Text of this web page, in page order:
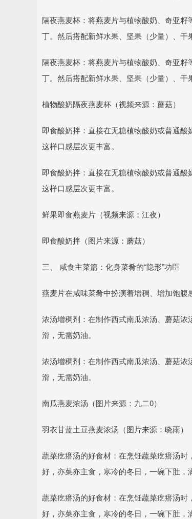
隔夜燕麦杯：将燕麦片与植物酸奶、奇亚
丁。然后搭配新鲜水果、坚果（少量）、干
隔夜燕麦杯：将燕麦片与植物酸奶、奇亚
丁。然后搭配新鲜水果、坚果（少量）、干
植物酸奶隔夜燕麦杯（视频来源：蘑菇）
即食酸奶拌：直接在无糖植物酸奶或普通
这样口感层次更丰富。
即食酸奶拌：直接在无糖植物酸奶或普通
这样口感层次更丰富。
鲜果即食燕麦片（视频来源：江夜）
即食酸奶拌（图片来源：蘑菇）
三、 咸食主菜篇：化身菜肴的“隐形”功臣
燕麦片在咸味菜肴中扮演着增稠、增加饱腹
浓汤增稠剂：在制作西式南瓜浓汤、蘑菇
滑，无需奶油。
浓汤增稠剂：在制作西式南瓜浓汤、蘑菇
滑，无需奶油。
南瓜燕麦浓汤（图片来源：九二0）
羽衣甘蓝土豆燕麦浓汤（图片来源：晓雨）
蔬菜疙瘩汤的好食材：在烹饪蔬菜疙瘩汤
好，亦菜亦主食，寒冷的冬日，一碗下肚，
蔬菜疙瘩汤的好食材：在烹饪蔬菜疙瘩汤
好，亦菜亦主食，寒冷的冬日，一碗下肚，